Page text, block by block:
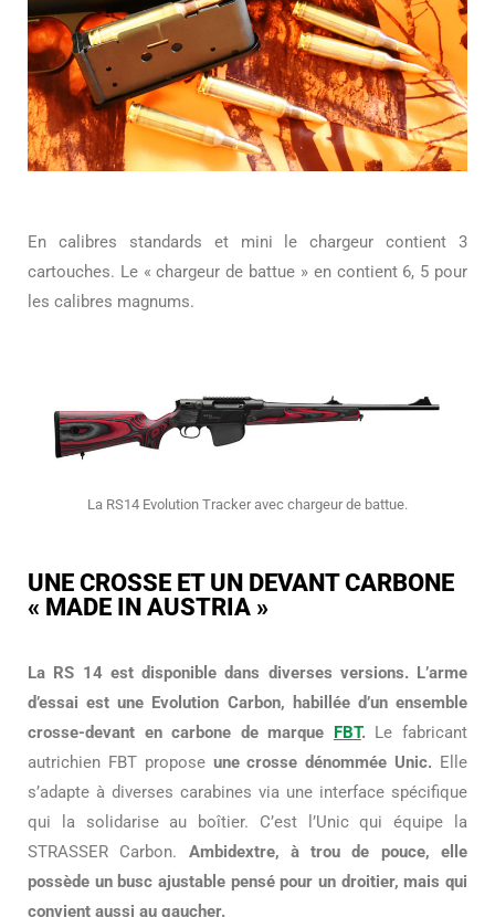
En calibres standards et mini le chargeur contient 3
cartouches. Le « chargeur de battue » en contient 6, 5 pour
les calibres magnums.
La RS14 Evolution Tracker avec chargeur de battue.
UNE CROSSE ET UN DEVANT CARBONE
« MADE IN AUSTRIA »
La RS 14 est disponible dans diverses versions. L’arme
d’essai est une Evolution Carbon, habillée d’un ensemble
crosse-devant en carbone de marque FBT.Le fabricant
autrichien FBT propose une crosse dénommée Unic. Elle
s’adapte à diverses carabines via une interface spécifique
qui la solidarise au boîtier. C’est l’Unic qui équipe la
STRASSER Carbon. Ambidextre, à trou de pouce, elle
possède un busc ajustable pensé pour un droitier, mais qui
convient aussi au gaucher.